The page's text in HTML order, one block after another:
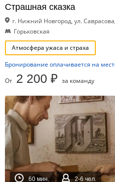
Страшная сказка
г. Нижний Новгород, ул.
Горьковская
Атмосфера ужаса и страха
Бронирование оплачивается на
От 2 200 ₽ за команду
60 мин. 2-6 чел.